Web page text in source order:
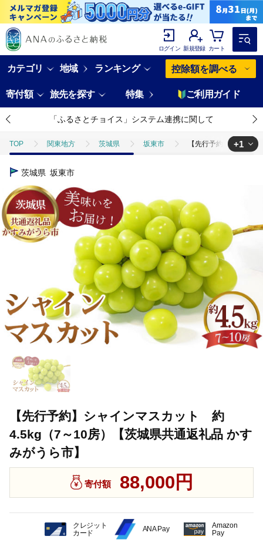
ログイン 新規登録 カート
カテゴリ 地域 ランキング 控除額を調べる
寄付額 旅先を探す 特集 ご利用ガイド
「ふるさとチョイス」システム連携に関して
TOP 関東地方 茨城県 坂東市 【先行予約】シャイ
TOP
+1
茨城県 坂東市
【先行予約】シャインマスカット 約
4.5kg（7～10房）【茨城県共通返礼品 かす
みがうら市】
寄付額 88,000円
クレジット
カード
ANA Pay
Amazon
Pay